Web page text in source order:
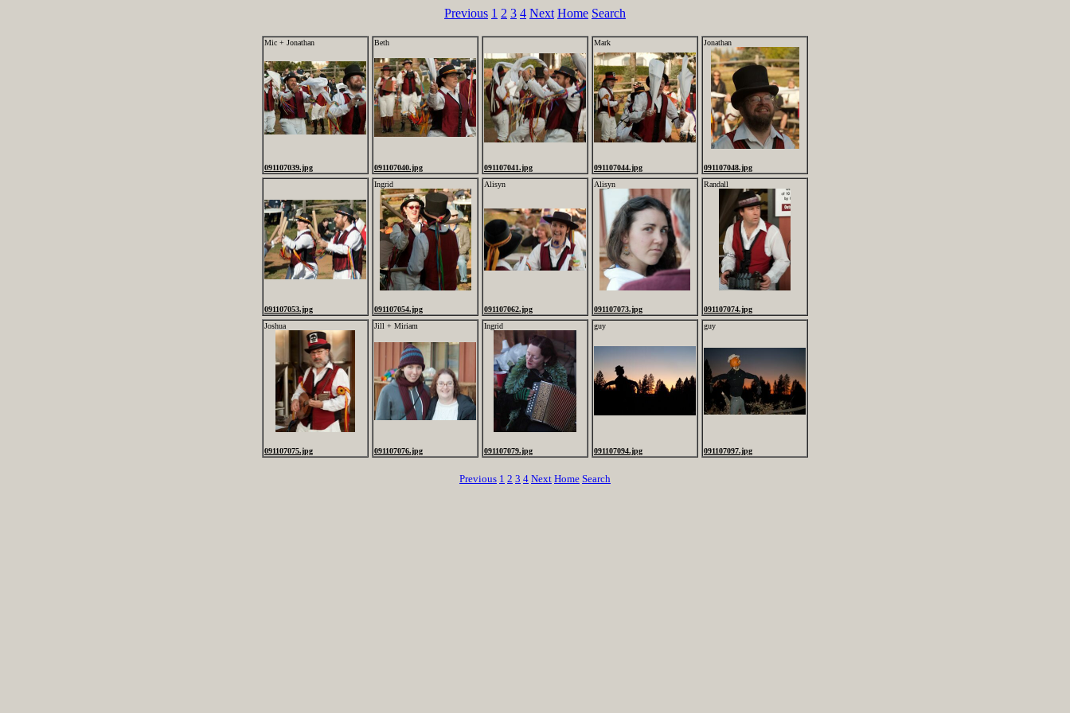
Previous 1 2 3 4 Next Home Search
Mic + Jonathan
091107039.jpg
Beth
091107040.jpg 091107041.jpg
Mark
091107044.jpg
Jonathan
091107048.jpg
091107053.jpg
Ingrid
091107054.jpg
Alisyn
091107062.jpg
Alisyn
091107073.jpg
Randall
091107074.jpg
Joshua
091107075.jpg
Jill + Miriam
091107076.jpg
Ingrid
091107079.jpg
guy
091107094.jpg
guy
091107097.jpg
Previous 1 2 3 4 Next Home Search